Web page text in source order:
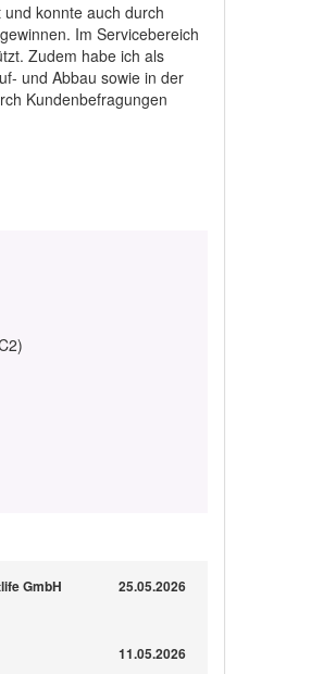
konnte auch durch
Im Servicebereich
Zudem habe ich als
und Abbau sowie in der
Kundenbefragungen
GmbH 25.05.2026
11.05.2026